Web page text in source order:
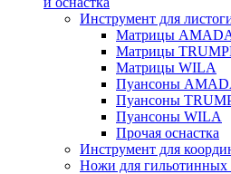
Инструмент для
Матрицы
Матрицы
Матрицы WILA
Пуансоны
Пуансоны
Пуансоны WILA
Прочая оснастка
Инструмент для
Ножи для